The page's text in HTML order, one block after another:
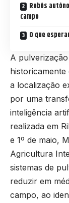
Robôs
campo
O que
A
a localização
por uma
inteligência
realizada em
e 1º de maio,
Agricultura
sistemas de
reduzir em
campo, ao